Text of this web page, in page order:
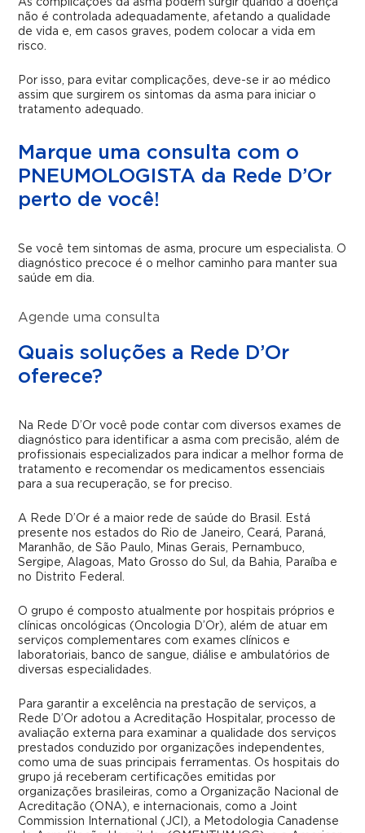
As complicações da asma podem surgir quando a doença
não é controlada adequadamente, afetando a qualidade
de vida e, em casos graves, podem colocar a vida em
risco.
Por isso, para evitar complicações, deve-se ir ao médico
assim que surgirem os sintomas da asma para iniciar o
tratamento adequado.
Marque uma consulta com o
PNEUMOLOGISTA da Rede D’Or
perto de você!
Se você tem sintomas de asma, procure um especialista. O
diagnóstico precoce é o melhor caminho para manter sua
saúde em dia.
Agende uma consulta
Quais soluções a Rede D’Or
oferece?
Na Rede D’Or você pode contar com diversos exames de
diagnóstico para identificar a asma com precisão, além de
profissionais especializados para indicar a melhor forma de
tratamento e recomendar os medicamentos essenciais
para a sua recuperação, se for preciso.
A Rede D’Or é a maior rede de saúde do Brasil. Está
presente nos estados do Rio de Janeiro, Ceará, Paraná,
Maranhão, de São Paulo, Minas Gerais, Pernambuco,
Sergipe, Alagoas, Mato Grosso do Sul, da Bahia, Paraíba e
no Distrito Federal.
O grupo é composto atualmente por hospitais próprios e
clínicas oncológicas (Oncologia D’Or), além de atuar em
serviços complementares com exames clínicos e
laboratoriais, banco de sangue, diálise e ambulatórios de
diversas especialidades.
Para garantir a excelência na prestação de serviços, a
Rede D’Or adotou a Acreditação Hospitalar, processo de
avaliação externa para examinar a qualidade dos serviços
prestados conduzido por organizações independentes,
como uma de suas principais ferramentas. Os hospitais do
grupo já receberam certificações emitidas por
organizações brasileiras, como a Organização Nacional de
Acreditação (ONA), e internacionais, como a Joint
Commission International (JCI), a Metodologia Canadense